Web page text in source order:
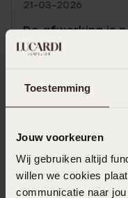
Toestemming
Jouw voorkeuren
Wij gebruiken altijd
willen we cookies
communicatie naar
21-03-2026
De afwerking is
sieraad.
Selecteer